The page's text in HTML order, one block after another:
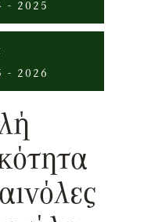
- 2025
- 2026